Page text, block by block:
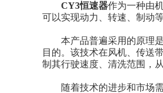
CY3恒速器作为一种由
可以实现动力、转速、制动
本产品普遍采用的原理是
目的。该技术在风机、传送
制其行驶速度、清洗范围，
随着技术的进步和市场需